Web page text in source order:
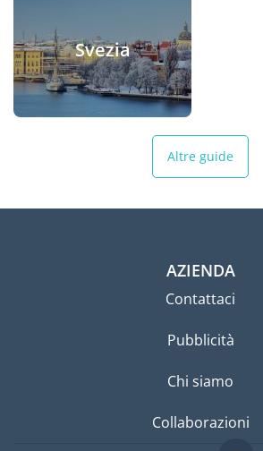
Svezia
Altre guide
AZIENDA
Contattaci
Pubblicità
Chi siamo
Collaborazioni